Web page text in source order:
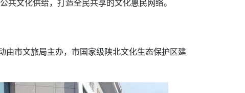
文化供给，打造全民共享的文化惠民网络。
由市文旅局主办，市国家级陕北文化生态保护区建